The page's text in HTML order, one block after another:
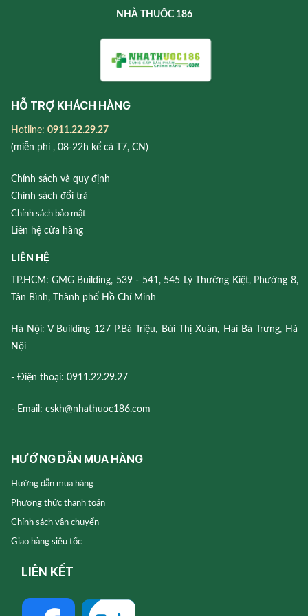
NHÀ THUỐC 186
HỖ TRỢ KHÁCH HÀNG
Hotline: 0911.22.29.27
(miễn phí , 08-22h kể cả T7, CN)
Chính sách và quy định
Chính sách đổi trả
Chính sách bảo mật
Liên hệ cửa hàng
LIÊN HỆ
TP.HCM: GMG Building, 539 - 541, 545 Lý Thường Kiệt, Phường 8,
Tân Bình, Thành phố Hồ Chí Minh
Hà Nội: V Building 127 P.Bà Triệu, Bùi Thị Xuân, Hai Bà Trưng, Hà
Nội
- Điện thoại: 0911.22.29.27
- Email: cskh@nhathuoc186.com
HƯỚNG DẪN MUA HÀNG
Hướng dẫn mua hàng
Phương thức thanh toán
Chính sách vận chuyển
Giao hàng siêu tốc
LIÊN KẾT